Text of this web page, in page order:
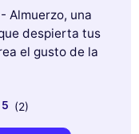
Almuerzo, una
despierta tus
el gusto de la
5 (2)